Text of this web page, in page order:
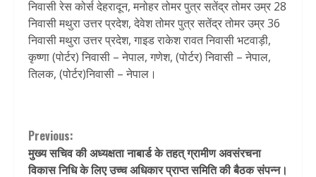
निवासी रेस कोर्स देहरादून, मनोहर तोमर पुत्र सतेंद्र तोमर उम्र 28
निवासी मथुरा उत्तर प्रदेश, देवेश तोमर पुत्र सतेंद्र तोमर उम्र 36
निवासी मथुरा उत्तर प्रदेश, गाइड राकेश रावत निवासी भटवाड़ी,
कृष्णा (पोर्टर) निवासी – नेपाल, गणेश, (पोर्टर) निवासी – नेपाल,
तिलक, (पोर्टर)निवासी – नेपाल।
Continue
Reading
Previous:
मुख्य सचिव की अध्यक्षता नाबार्ड के तहत् ग्रामीण अवसंरचना
विकास निधि के लिए उच्च अधिकार प्राप्त समिति की बैठक संपन्न।